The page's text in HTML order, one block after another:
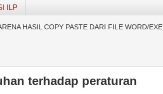
ILP
HASIL COPY PASTE DARI FILE WORD/EXEL
terhadap peraturan